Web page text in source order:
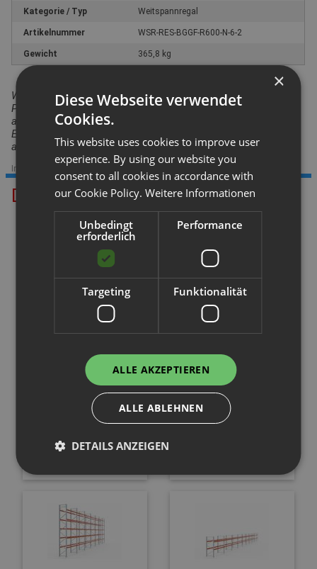
Kategorie / Typ Weitspannregal
Artikelnummer WSR-RES-BGGF-R600-N-6-2
Gewicht 365,8 kg
Wir weisen darauf hin, dass in Bezug auf die
Produktsicherheitsverordnung das hier angebotene Produkt
ausschließlich für den gewerblichen Einsatz vorgesehen ist.
Ein Einsatz durch Verbraucher i.S. v. § 13 BGB ist
auszuschließen.
Im Sortiment seit: 28.01.2021 Datenstand: 02.06.2022
Das könnte Ihnen gefallen.
Palettenregal
Palettenregal
×
Diese Webseite verwendet
Cookies.
This website uses cookies to improve user
experience. By using our website you
consent to all cookies in accordance with
our Cookie Policy. Weitere Informationen
Unbedingt
erforderlich
Performance
Targeting Funktionalität
ALLE AKZEPTIEREN
ALLE ABLEHNEN
DETAILS ANZEIGEN